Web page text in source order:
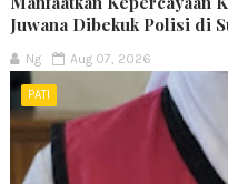
Juwana Dibekuk Polisi di
Ng Aug 07, 2026
PATI